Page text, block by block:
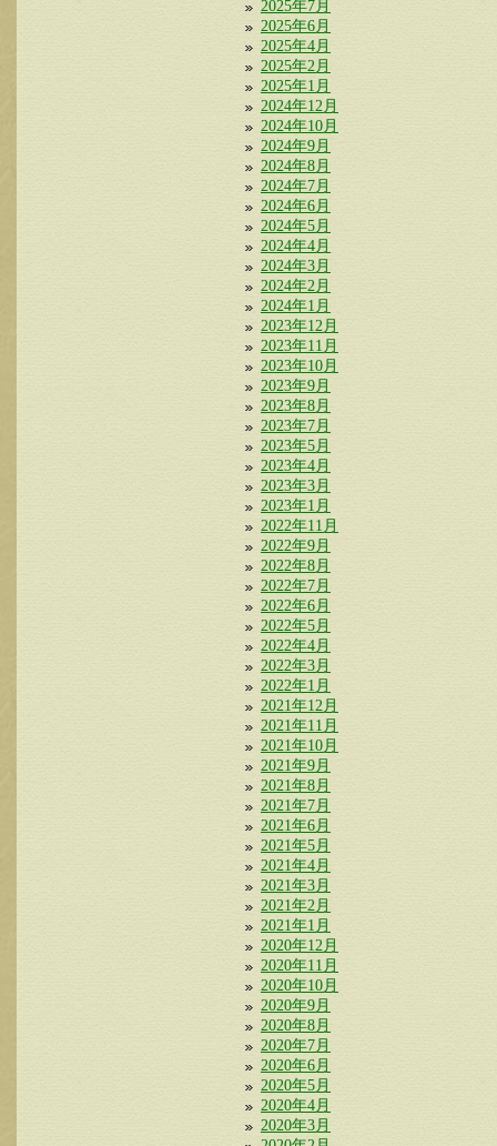
2025年7月
2025年6月
2025年4月
2025年2月
2025年1月
2024年12月
2024年10月
2024年9月
2024年8月
2024年7月
2024年6月
2024年5月
2024年4月
2024年3月
2024年2月
2024年1月
2023年12月
2023年11月
2023年10月
2023年9月
2023年8月
2023年7月
2023年5月
2023年4月
2023年3月
2023年1月
2022年11月
2022年9月
2022年8月
2022年7月
2022年6月
2022年5月
2022年4月
2022年3月
2022年1月
2021年12月
2021年11月
2021年10月
2021年9月
2021年8月
2021年7月
2021年6月
2021年5月
2021年4月
2021年3月
2021年2月
2021年1月
2020年12月
2020年11月
2020年10月
2020年9月
2020年8月
2020年7月
2020年6月
2020年5月
2020年4月
2020年3月